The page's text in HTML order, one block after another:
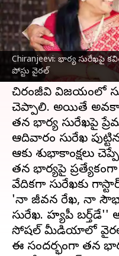
Chiranjeevi: భార్య
పోస్టు వైరల్
వ్రాసిన వారు Stalin Feb 18, 2024
ఈ వార్తాకథనం ఏంటి
మెగాస్టార్చిరంజీవితన
జీవితం ఎంతో మందికి
చిరంజీవి విజయంలో
చెప్పాలి. అయితే
తన భార్య సురేఖపై
ఆదివారం సురేఖ
ఆమెకు శుభాకాంక్షలు
తన భార్యపై
వేదికగా సురేఖకు
'నా జీవన రేఖ, నా
సురేఖ. హ్యపీ
సోషల్ మీడియాలో
ఈ సందర్భంగా తన